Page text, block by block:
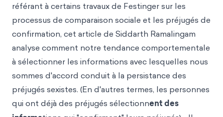
référant à certains travaux de Festinger sur les
processus de comparaison sociale et les préjugés de
confirmation, cet article de Siddarth Ramalingam
analyse comment notre tendance comportementale
à sélectionner les informations avec lesquelles nous
sommes d'accord conduit à la persistance des
préjugés sexistes. (En d'autres termes, les personnes
qui ont déjà des préjugés sélectionnent des